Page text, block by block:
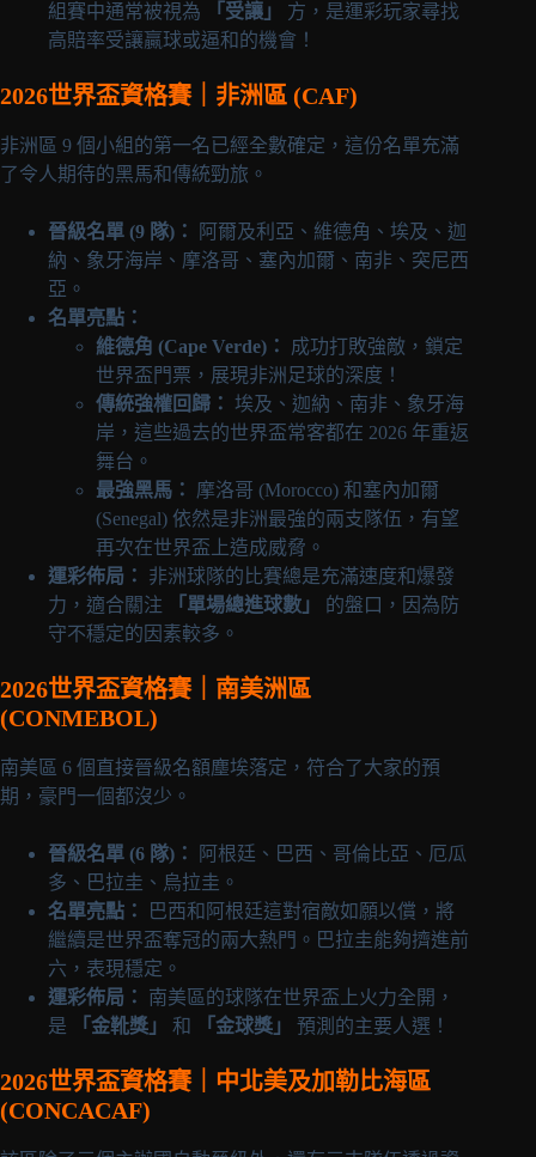
組賽中通常被視為
「受讓」
方，是運彩玩家尋找
高賠率受讓贏球或逼和的機會！
2026世界盃資格賽｜非洲區 (CAF)
非洲區 9 個小組的第一名已經全數確定，這份名單充滿
了令人期待的黑馬和傳統勁旅。
晉級名單 (9 隊)：
阿爾及利亞、維德角、埃及、迦
納、象牙海岸、摩洛哥、塞內加爾、南非、突尼西
亞。
名單亮點：
維德角 (Cape Verde)：
成功打敗強敵，鎖定
世界盃門票，展現非洲足球的深度！
傳統強權回歸： 埃及、迦納、南非、象牙海
岸，這些過去的世界盃常客都在 2026 年重返
舞台。
最強黑馬：
摩洛哥 (Morocco) 和塞內加爾
(Senegal) 依然是非洲最強的兩支隊伍，有望
再次在世界盃上造成威脅。
運彩佈局：
非洲球隊的比賽總是充滿速度和爆發
力，適合關注
「單場總進球數」
的盤口，因為防
守不穩定的因素較多。
2026世界盃資格賽｜南美洲區
(CONMEBOL)
南美區 6 個直接晉級名額塵埃落定，符合了大家的預
期，豪門一個都沒少。
晉級名單 (6 隊)：
阿根廷、巴西、哥倫比亞、厄瓜
多、巴拉圭、烏拉圭。
名單亮點：
巴西和阿根廷這對宿敵如願以償，將
繼續是世界盃奪冠的兩大熱門。巴拉圭能夠擠進前
六，表現穩定。
運彩佈局：
南美區的球隊在世界盃上火力全開，
是
「金靴獎」 和 「金球獎」 預測的主要人選！
2026世界盃資格賽｜中北美及加勒比海區
(CONCACAF)